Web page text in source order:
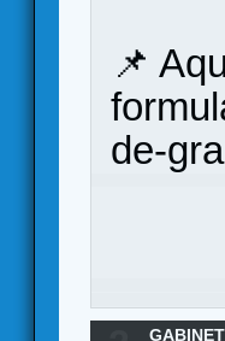
📌
de-